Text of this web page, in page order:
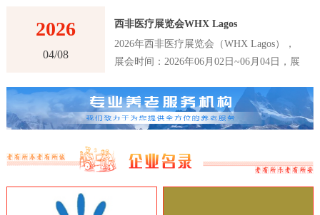
New Ratchadapisek Rd., Khlong Toei,
家会议中心（QSNCC），主办方：Informa
积：30000平米，参展观众：41000人，参展
商数量及参展品牌达到1120家。亚洲保健食
品及原料展览会VitafoodsAsia首届举办时间
展览会之一。展览会每年举办一次，为参展
商和观众提供了一个交流和合作的平台，以
2026
04/08
西非医疗展览会WHX Lagos
2026年西非医疗展览会（WHX Lagos），
展会时间：2026年06月02日~06月04日，展
Corporation Dr, Victoria Island 106104,
Annex, Lagos, 尼日利亚-拉各斯世博中心，
主办方：英富曼展览集团，举办周期：一年
16147人，参展商数量及参展品牌达到180
家。西非医疗展览会WHX Lagos是西非地